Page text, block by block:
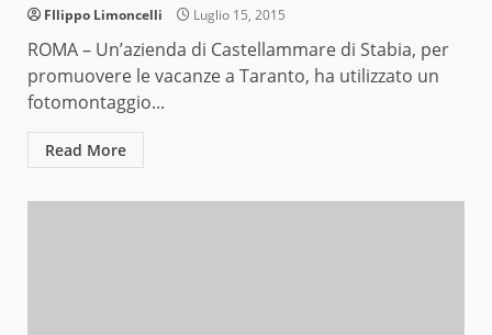
FIlippo Limoncelli Luglio 15, 2015
ROMA – Un’azienda di Castellammare di Stabia, per
promuovere le vacanze a Taranto, ha utilizzato un
fotomontaggio...
Read More